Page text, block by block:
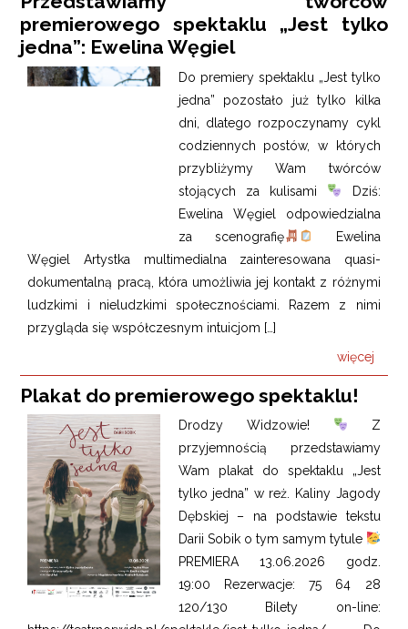
premierowego spektaklu „Jest tylko
jedna”: Ewelina Węgiel
Do premiery spektaklu „Jest tylko
jedna” pozostało już tylko kilka
dni, dlatego rozpoczynamy cykl
codziennych postów, w których
przybliżymy Wam twórców
stojących za kulisami
Dziś:
Ewelina Węgiel odpowiedzialna
za scenografię
Ewelina
Węgiel Artystka multimedialna zainteresowana quasi-
dokumentalną pracą, która umożliwia jej kontakt z różnymi
ludzkimi i nieludzkimi społecznościami. Razem z nimi
przygląda się współczesnym intuicjom […]
więcej
Plakat do premierowego spektaklu!
Drodzy Widzowie!
Z
przyjemnością przedstawiamy
Wam plakat do spektaklu „Jest
tylko jedna” w reż. Kaliny Jagody
Dębskiej – na podstawie tekstu
Darii Sobik o tym samym tytule
PREMIERA 13.06.2026 godz.
19:00 Rezerwacje: 75 64 28
120/130 Bilety on-line: